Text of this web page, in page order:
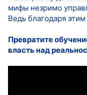
мифы незримо
Ведь благодаря
Превратите
власть над